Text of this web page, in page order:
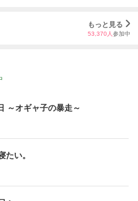
もっと見る
53,370 人 参加中
～オギャ子の暴走～
たい。